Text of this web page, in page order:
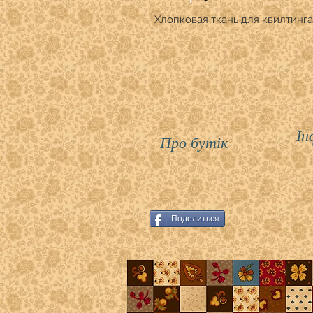
Хлопковая ткань для
Про бутік
Поделиться